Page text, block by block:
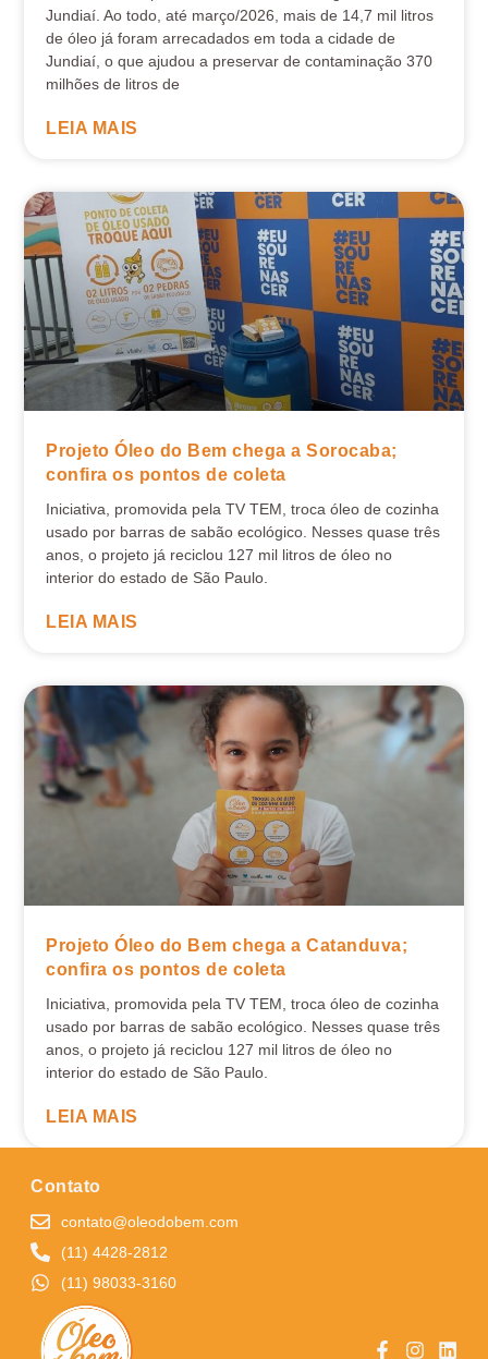
Jundiaí. Ao todo, até março/2026, mais de 14,7 mil litros
de óleo já foram arrecadados em toda a cidade de
Jundiaí, o que ajudou a preservar de contaminação 370
milhões de litros de
LEIA MAIS
Projeto Óleo do Bem chega a Sorocaba;
confira os pontos de coleta
Iniciativa, promovida pela TV TEM, troca óleo de cozinha
usado por barras de sabão ecológico. Nesses quase três
anos, o projeto já reciclou 127 mil litros de óleo no
interior do estado de São Paulo.
LEIA MAIS
Projeto Óleo do Bem chega a Catanduva;
confira os pontos de coleta
Iniciativa, promovida pela TV TEM, troca óleo de cozinha
usado por barras de sabão ecológico. Nesses quase três
anos, o projeto já reciclou 127 mil litros de óleo no
interior do estado de São Paulo.
LEIA MAIS
Contato
contato@oleodobem.com
(11) 4428-2812
(11) 98033-3160